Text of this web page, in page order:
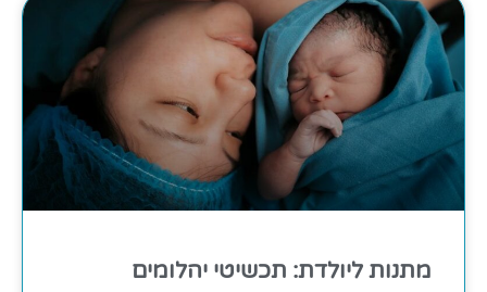
מתנות ליולדת: תכשיטי יהלומים